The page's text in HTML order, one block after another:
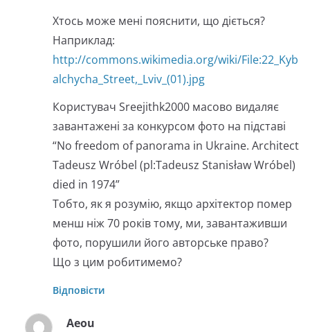
Хтось може мені пояснити, що діється?
Наприклад:
http://commons.wikimedia.org/wiki/File:22_Kyb
alchycha_Street,_Lviv_(01).jpg
Користувач Sreejithk2000 масово видаляє
завантажені за конкурсом фото на підставі
“No freedom of panorama in Ukraine. Architect
Tadeusz Wróbel (pl:Tadeusz Stanisław Wróbel)
died in 1974”
Тобто, як я розумію, якщо архітектор помер
менш ніж 70 років тому, ми, завантаживши
фото, порушили його авторське право?
Що з цим робитимемо?
Відповісти
Aeou